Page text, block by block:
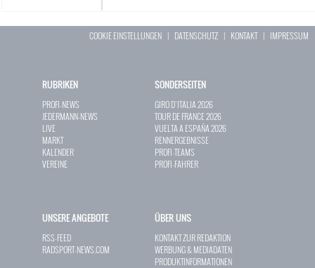
COOKIE EINSTELLUNGEN | DATENSCHUTZ | KONTAKT| IMPRESSUM
RUBRIKEN
PROFI-NEWS
JEDERMANN-NEWS
LIVE
MARKT
KALENDER
VEREINE
SONDERSEITEN
GIRO D`ITALIA 2026
TOUR DE FRANCE 2026
VUELTA A ESPAÑA 2026
RENNERGEBNISSE
PROFI-TEAMS
PROFI-FAHRER
UNSERE ANGEBOTE
RSS-FEED
RADSPORT-NEWS.COM
ÜBER UNS
KONTAKT ZUR REDAKTION
WERBUNG & MEDIADATEN
PRODUKTINFORMATIONEN